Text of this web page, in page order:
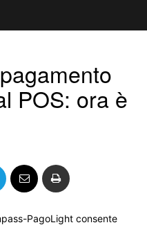
POS: ora è
PagoLight consente